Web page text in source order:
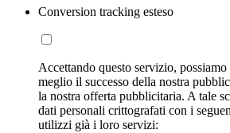
Conversion tracking esteso
Accettando questo servizio,
meglio il successo della nostra
la nostra offerta pubblicitaria. A tale
dati personali crittografati con i
utilizzi già i loro servizi: